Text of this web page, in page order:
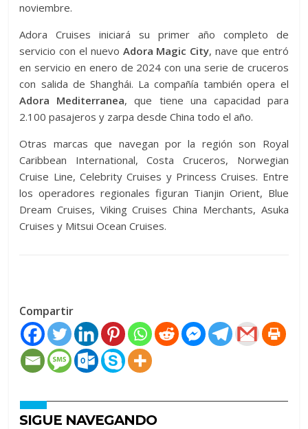
noviembre.
Adora Cruises iniciará su primer año completo de
servicio con el nuevo Adora Magic City, nave que entró
en servicio en enero de 2024 con una serie de cruceros
con salida de Shanghái. La compañía también opera el
Adora Mediterranea, que tiene una capacidad para
2.100 pasajeros y zarpa desde China todo el año.
Otras marcas que navegan por la región son Royal
Caribbean International, Costa Cruceros, Norwegian
Cruise Line, Celebrity Cruises y Princess Cruises. Entre
los operadores regionales figuran Tianjin Orient, Blue
Dream Cruises, Viking Cruises China Merchants, Asuka
Cruises y Mitsui Ocean Cruises.
Compartir
SIGUE NAVEGANDO